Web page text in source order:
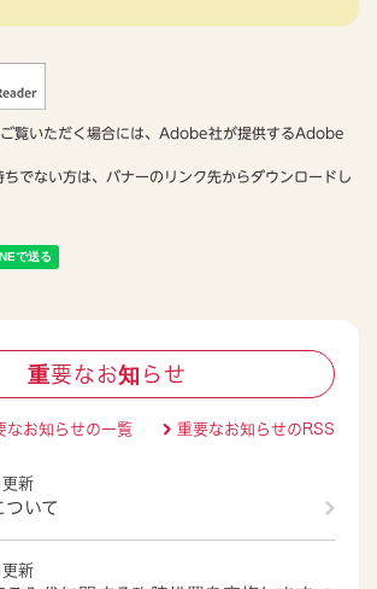
覧いただく場合には、Adobe社が提供するAdobe
でない方は、バナーのリンク先からダウンロードし
重要なお知らせ
新
ついて
新
なお知らせの一覧 重要なお知らせのRSS